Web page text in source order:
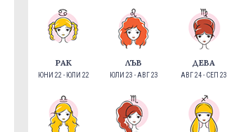
РАК
ЮНИ 22 - ЮЛИ 22
ЛЪВ
ЮЛИ 23 - АВГ 23
ДЕВА
АВГ 24 - СЕП 23